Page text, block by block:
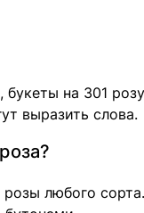
букеты на 301
выразить слова.
любого